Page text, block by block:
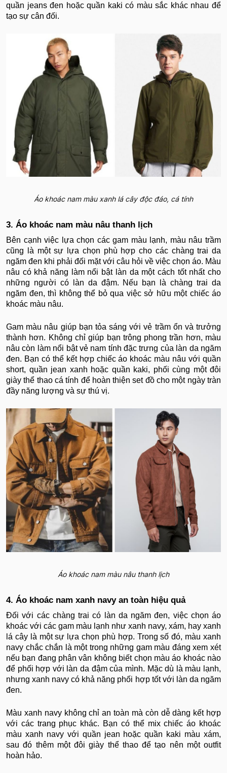
quần jeans đen hoặc quần kaki có màu sắc khác nhau để
tạo sự cân đối.
Áo khoác nam màu xanh lá cây độc đáo, cá tính
3. Áo khoác nam màu nâu thanh lịch
Bên cạnh việc lựa chọn các gam màu lạnh, màu nâu trầm
cũng là một sự lựa chọn phù hợp cho các chàng trai da
ngăm đen khi phải đối mặt với câu hỏi về việc chọn áo. Màu
nâu có khả năng làm nổi bật làn da một cách tốt nhất cho
những người có làn da đậm. Nếu bạn là chàng trai da
ngăm đen, thì không thể bỏ qua việc sở hữu một chiếc áo
khoác màu nâu.
Gam màu nâu giúp bạn tỏa sáng với vẻ trầm ổn và trưởng
thành hơn. Không chỉ giúp bạn trông phong trần hơn, màu
nâu còn làm nổi bật vẻ nam tính đặc trưng của làn da ngăm
đen. Bạn có thể kết hợp chiếc áo khoác màu nâu với quần
short, quần jean xanh hoặc quần kaki, phối cùng một đôi
giày thể thao cá tính để hoàn thiện set đồ cho một ngày tràn
đầy năng lượng và sự thú vị.
Áo khoác nam màu nâu thanh lịch
4. Áo khoác nam xanh navy an toàn hiệu quả
Đối với các chàng trai có làn da ngăm đen, việc chọn áo
khoác với các gam màu lạnh như xanh navy, xám, hay xanh
lá cây là một sự lựa chọn phù hợp. Trong số đó, màu xanh
navy chắc chắn là một trong những gam màu đáng xem xét
nếu bạn đang phân vân không biết chọn màu áo khoác nào
để phối hợp với làn da đậm của mình. Mặc dù là màu lạnh,
nhưng xanh navy có khả năng phối hợp tốt với làn da ngăm
đen.
Màu xanh navy không chỉ an toàn mà còn dễ dàng kết hợp
với các trang phục khác. Bạn có thể mix chiếc áo khoác
màu xanh navy với quần jean hoặc quần kaki màu xám,
sau đó thêm một đôi giày thể thao để tạo nên một outfit
hoàn hảo.